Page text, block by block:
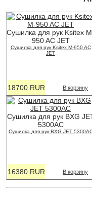
Сушилка для рук Ksitex
950 AC JET
Сушилка для рук Ksitex M-950 AC
JET
18700 RUR В корзину
Сушилка для рук BXG
5300AC
Сушилка для рук BXG JET
16380 RUR В корзину